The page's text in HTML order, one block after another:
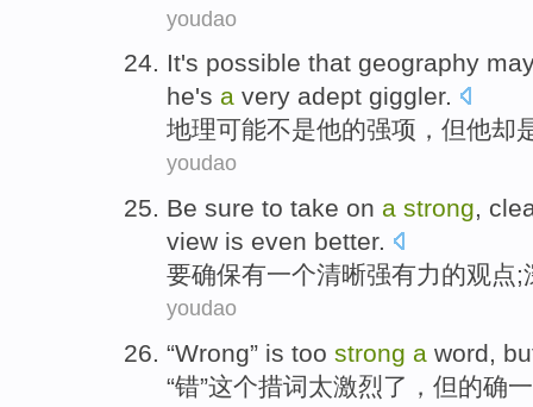
youdao
It's possible that geography
he's a very adept giggler.
地理可能不是他的强项 ， 但他却
youdao
Be sure to take on a strong,
view is even better.
要确保有一个清晰强有力的观点;
youdao
“Wrong” is too strong a word,
“错”这个措词太激烈了 ， 但的确